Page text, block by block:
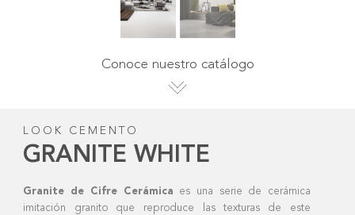
Conoce nuestro catálogo
LOOK CEMENTO
GRANITE WHITE
Granite de Cifre Cerámica es una serie de cerámica
imitación granito que reproduce las texturas de este